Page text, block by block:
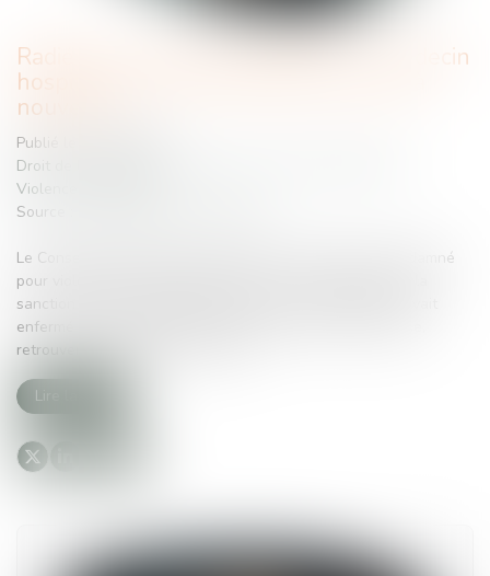
Radié pour violences familiales, un médecin
hospitalier pourra finalement exercer à
nouveau
Publié le :
Droit de la famille, des personnes et de leur patrimoine
Violences familiales
Source :
Le Conseil d’État a annulé la radiation d’un médecin condamné
pour violences et séquestration sur ses enfants, jugeant la
sanction disciplinaire disproportionnée. Le médecin, qui avait
enfermé sa fille étudiante en médecine pour qu’elle révise,
retrouvera donc le droit d’exercer...
Lire la suite